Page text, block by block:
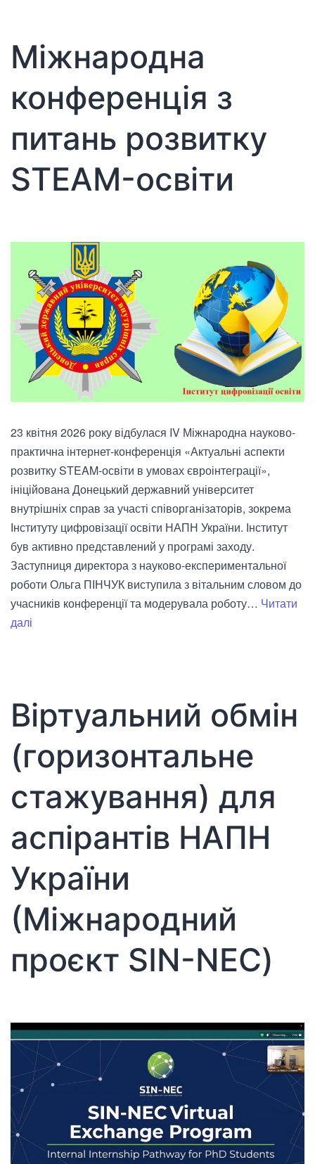
наукового
фахового
видання
«Інформаційні
технології
і
засоби
навчання»
Міжнародна
конференція з
питань розвитку
STEAM-освіти
23 квітня 2026 року відбулася IV Міжнародна науково-
практична інтернет-конференція «Актуальні аспекти
розвитку STEAM-освіти в умовах євроінтеграції»,
ініційована Донецький державний університет
внутрішніх справ за участі співорганізаторів, зокрема
Інституту цифровізації освіти НАПН України. Інститут
був активно представлений у програмі заходу.
Заступниця директора з науково-експериментальної
роботи Ольга ПІНЧУК виступила з вітальним словом до
учасників конференції та модерувала роботу… Читати
далі
STEAM-
освіти
Віртуальний обмін
(горизонтальне
стажування) для
аспірантів НАПН
України
(Міжнародний
проєкт SIN-NEC)